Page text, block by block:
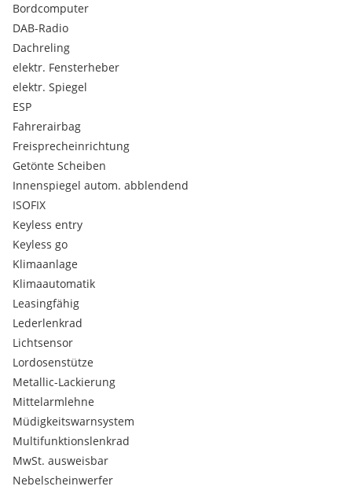
Bordcomputer
DAB-Radio
Dachreling
elektr. Fensterheber
elektr. Spiegel
ESP
Fahrerairbag
Freisprecheinrichtung
Getönte Scheiben
Innenspiegel autom. abblendend
ISOFIX
Keyless entry
Keyless go
Klimaanlage
Klimaautomatik
Leasingfähig
Lederlenkrad
Lichtsensor
Lordosenstütze
Metallic-Lackierung
Mittelarmlehne
Müdigkeitswarnsystem
Multifunktionslenkrad
MwSt. ausweisbar
Nebelscheinwerfer